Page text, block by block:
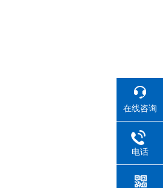
在线咨询
电话